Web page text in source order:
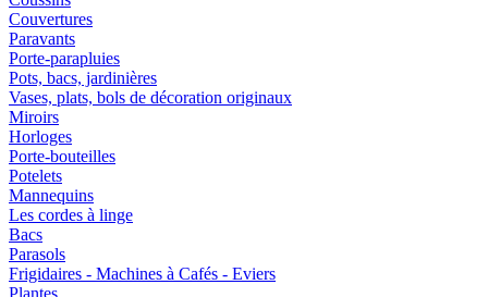
Couvertures
Paravants
Porte-parapluies
Pots, bacs, jardinières
Vases, plats, bols de décoration originaux
Miroirs
Horloges
Porte-bouteilles
Potelets
Mannequins
Les cordes à linge
Bacs
Parasols
Frigidaires - Machines à Cafés - Eviers